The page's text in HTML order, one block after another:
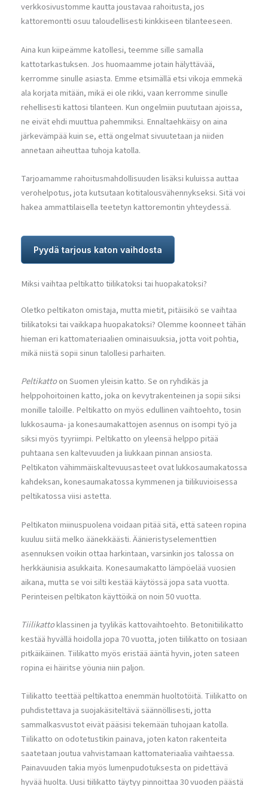
verkkosivustomme kautta joustavaa rahoitusta, jos
kattoremontti osuu taloudellisesti kinkkiseen tilanteeseen.
Aina kun kiipeämme katollesi, teemme sille samalla
kattotarkastuksen. Jos huomaamme jotain hälyttävää,
kerromme sinulle asiasta. Emme etsimällä etsi vikoja emmekä
ala korjata mitään, mikä ei ole rikki, vaan kerromme sinulle
rehellisesti kattosi tilanteen. Kun ongelmiin puututaan ajoissa,
ne eivät ehdi muuttua pahemmiksi. Ennaltaehkäisy on aina
järkevämpää kuin se, että ongelmat sivuutetaan ja niiden
annetaan aiheuttaa tuhoja katolla.
Tarjoamamme rahoitusmahdollisuuden lisäksi kuluissa auttaa
verohelpotus, jota kutsutaan kotitalousvähennykseksi. Sitä voi
hakea ammattilaisella teetetyn kattoremontin yhteydessä.
Pyydä tarjous katon vaihdosta
Miksi vaihtaa peltikatto tiilikatoksi tai huopakatoksi?
Oletko peltikaton omistaja, mutta mietit, pitäisikö se vaihtaa
tiilikatoksi tai vaikkapa huopakatoksi? Olemme koonneet tähän
hieman eri kattomateriaalien ominaisuuksia, jotta voit pohtia,
mikä niistä sopii sinun talollesi parhaiten.
Peltikattoon Suomen yleisin katto. Se on ryhdikäs ja
helppohoitoinen katto, joka on kevytrakenteinen ja sopii siksi
monille taloille. Peltikatto on myös edullinen vaihtoehto, tosin
lukkosauma- ja konesaumakattojen asennus on isompi työ ja
siksi myös tyyriimpi. Peltikatto on yleensä helppo pitää
puhtaana sen kaltevuuden ja liukkaan pinnan ansiosta.
Peltikaton vähimmäiskaltevuusasteet ovat lukkosaumakatossa
kahdeksan, konesaumakatossa kymmenen ja tiilikuvioisessa
peltikatossa viisi astetta.
Peltikaton miinuspuolena voidaan pitää sitä, että sateen ropina
kuuluu siitä melko äänekkäästi. Äänieristyselementtien
asennuksen voikin ottaa harkintaan, varsinkin jos talossa on
herkkäunisia asukkaita. Konesaumakatto lämpöelää vuosien
aikana, mutta se voi silti kestää käytössä jopa sata vuotta.
Perinteisen peltikaton käyttöikä on noin 50 vuotta.
Tiilikattoklassinen ja tyylikäs kattovaihtoehto. Betonitiilikatto
kestää hyvällä hoidolla jopa 70 vuotta, joten tiilikatto on tosiaan
pitkäikäinen. Tiilikatto myös eristää ääntä hyvin, joten sateen
ropina ei häiritse yöunia niin paljon.
Tiilikatto teettää peltikattoa enemmän huoltotöitä. Tiilikatto on
puhdistettava ja suojakäsiteltävä säännöllisesti, jotta
sammalkasvustot eivät pääsisi tekemään tuhojaan katolla.
Tiilikatto on odotetustikin painava, joten katon rakenteita
saatetaan joutua vahvistamaan kattomateriaalia vaihtaessa.
Painavuuden takia myös lumenpudotuksesta on pidettävä
hyvää huolta. Uusi tiilikatto täytyy pinnoittaa 30 vuoden päästä